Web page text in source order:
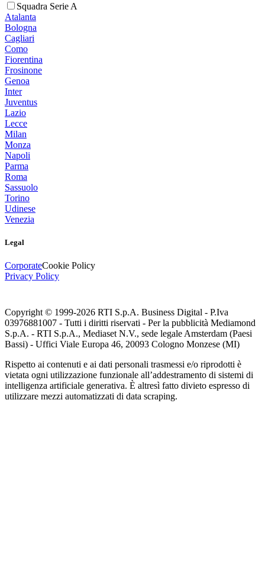
Squadra Serie A
Atalanta
Bologna
Cagliari
Como
Fiorentina
Frosinone
Genoa
Inter
Juventus
Lazio
Lecce
Milan
Monza
Napoli
Parma
Roma
Sassuolo
Torino
Udinese
Venezia
Legal
CorporateCookie Policy
Privacy Policy
Copyright © 1999-2026 RTI S.p.A. Business Digital - P.Iva
03976881007 - Tutti i diritti riservati - Per la pubblicità Mediamond
S.p.A. - RTI S.p.A., Mediaset N.V., sede legale Amsterdam (Paesi
Bassi) - Uffici Viale Europa 46, 20093 Cologno Monzese (MI)
Rispetto ai contenuti e ai dati personali trasmessi e/o riprodotti è
vietata ogni utilizzazione funzionale all’addestramento di sistemi di
intelligenza artificiale generativa. È altresì fatto divieto espresso di
utilizzare mezzi automatizzati di data scraping.